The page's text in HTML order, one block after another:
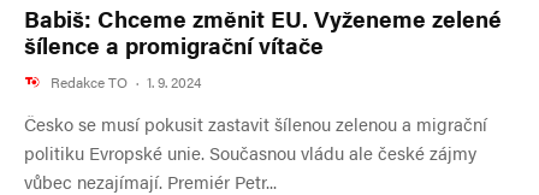
Babiš: Chceme změnit EU. Vyženeme zelené
šílence a promigrační vítače
Redakce TO · 1. 9. 2024
Česko se musí pokusit zastavit šílenou zelenou a migrační
politiku Evropské unie. Současnou vládu ale české zájmy
vůbec nezajímají. Premiér Petr...